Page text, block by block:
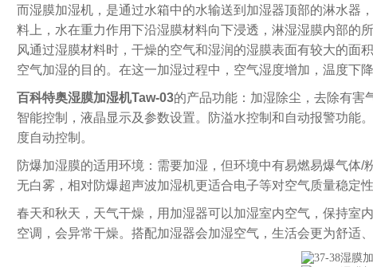
而湿膜加湿机，是通过水箱中的水输送到加湿器顶部的淋水器
料上，水在重力作用下沿湿膜材料向下浸透，淋湿湿膜内部的
风通过湿膜材料时，干燥的空气和湿润的湿膜表面有较大的面
空气加湿的目的。在这一加湿过程中，空气湿度增加，温度下
百科特奥湿膜加湿机Taw-03的产品功能：加湿除尘，去除有害
智能控制，液晶显示及参数设置。防溢水控制和自动报警功能
度自动控制。
防爆加湿膜的适用环境：需要加湿，但环境中有易燃易爆气体/
无白雾，相对防爆超声波加湿机更适合电子等对空气质量稳定性
春天和秋天，天气干燥，用加湿器可以加湿室内空气，保持室
空调，会异常干燥。搭配加湿器会加湿空气，生活会更为舒适、